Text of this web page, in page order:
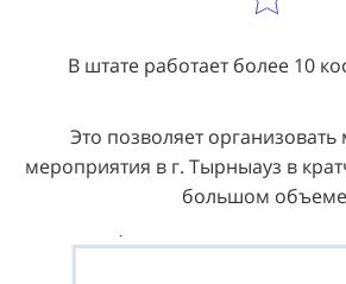
В штате работает более 10
Это позволяет организовать
мероприятия в г. Тырныауз в
большом